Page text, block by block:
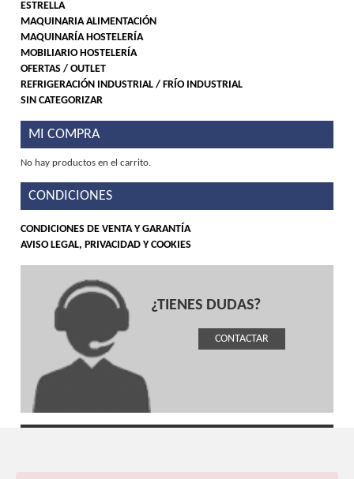
ESTRELLA
MAQUINARIA ALIMENTACIÓN
MAQUINARÍA HOSTELERÍA
MOBILIARIO HOSTELERÍA
OFERTAS / OUTLET
REFRIGERACIÓN INDUSTRIAL / FRÍO INDUSTRIAL
SIN CATEGORIZAR
MI COMPRA
No hay productos en el carrito.
CONDICIONES
CONDICIONES DE VENTA Y GARANTÍA
AVISO LEGAL, PRIVACIDAD Y COOKIES
¿TIENES DUDAS?
CONTACTAR